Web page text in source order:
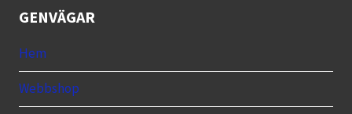
GENVÄGAR
Hem
Webbshop